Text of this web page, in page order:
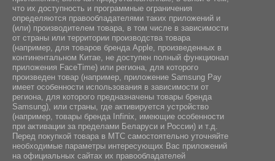
что их доступность и программные ограничения
определяются правообладателями таких приложений и
(или) производителем товара, в том числе в зависимости
от страны или территории производства товара
(например, для товаров бренда Apple, произведенных в
континентальном Китае, не доступен полный функционал
приложения FaceTime) или региона, для которого
произведен товар (например, приложение Samsung Pay
имеет особенности использования в зависимости от
региона, для которого предназначены товары бренда
Samsung), или страны, где активируется устройство
(например, товары бренда Infiniх, имеющие особенности
при активации за пределами Беларуси и России) и т.д.
Перед покупкой товара в МТС самостоятельно уточняйте
необходимые параметры интересующих Вас приложений
на официальных сайтах их правообладателей